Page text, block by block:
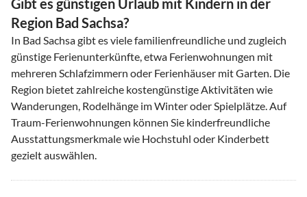
Region Bad Sachsa?
In Bad Sachsa gibt es viele familienfreundliche und zugleich
günstige Ferienunterkünfte, etwa Ferienwohnungen mit
mehreren Schlafzimmern oder Ferienhäuser mit Garten. Die
Region bietet zahlreiche kostengünstige Aktivitäten wie
Wanderungen, Rodelhänge im Winter oder Spielplätze. Auf
Traum-Ferienwohnungen können Sie kinderfreundliche
Ausstattungsmerkmale wie Hochstuhl oder Kinderbett
gezielt auswählen.